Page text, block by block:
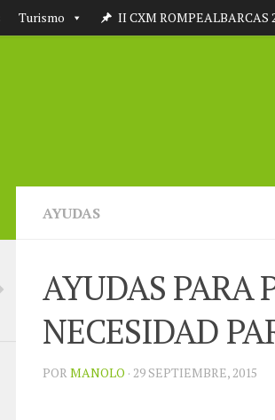
Turismo II CXM ROMPEALBARCAS
AYUDAS
AYUDAS PARA
NECESIDAD
POR MANOLO · 29 SEPTIEMBRE, 2015